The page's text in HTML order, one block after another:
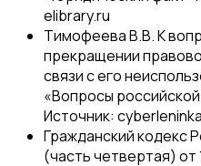
elibrary.ru
Тимофеева В.В. К
прекращении
связи с его
«Вопросы
Источник:
Гражданский кодекс
(часть четвертая) от